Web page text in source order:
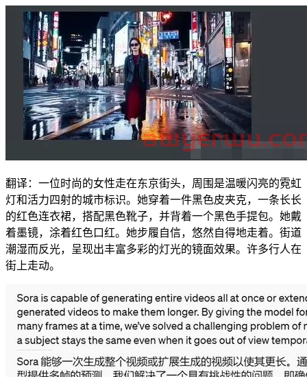
翻译：一位时尚的女性走在东京街头，周围是温暖闪亮的霓虹
灯和活力四射的城市标识。她穿着一件黑色皮夹克，一条长长
的红色连衣裙，搭配黑色靴子，并背着一个黑色手提包。她戴
着墨镜，涂着红色口红。她步履自信，悠然自得地走着。街道
潮湿而反光，呈现出丰富多彩的灯光的镜面效果。许多行人在
街上走动。